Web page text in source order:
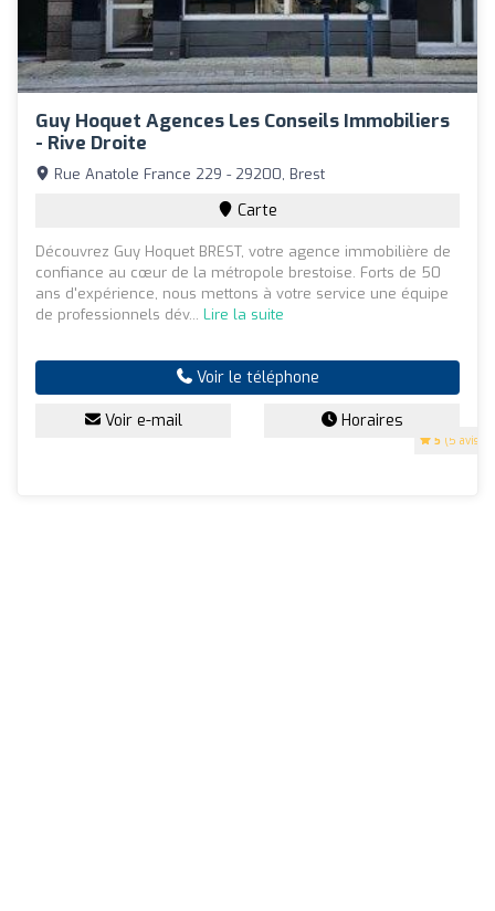
Guy Hoquet Agences Les Conseils Immobiliers
- Rive Droite
5 (5 avis)
Rue Anatole France 229 - 29200, Brest
Carte
Découvrez Guy Hoquet BREST, votre agence immobilière de
confiance au cœur de la métropole brestoise. Forts de 50
ans d'expérience, nous mettons à votre service une équipe
de professionnels dév... Lire la suite
Voir le téléphone
Voir e-mail Horaires